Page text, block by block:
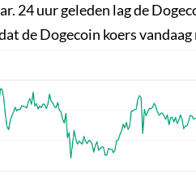
24 uur geleden lag de
de Dogecoin koers